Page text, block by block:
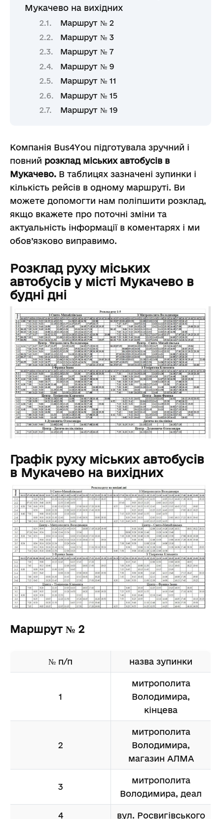
Мукачево на вихідних
Маршрут № 2
Маршрут № 3
Маршрут № 7
Маршрут № 9
Маршрут № 11
Маршрут № 15
Маршрут № 19
Компанія Bus4You підготувала зручний і
повний розклад міських автобусів в
Мукачево. В таблицях зазначені зупинки і
кількість рейсів в одному маршруті. Ви
можете допомогти нам поліпшити розклад,
якщо вкажете про поточні зміни та
актуальність інформації в коментарях і ми
обов’язково виправимо.
Розклад руху міських
автобусів у місті Мукачево в
будні дні
Графік руху міських автобусів
в Мукачево на вихідних
Маршрут № 2
№ п/п назва зупинки
1
митрополита
Володимира,
кінцева
2
митрополита
Володимира,
магазин АЛМА
3
митрополита
Володимира, деал
4 вул. Росвигівського